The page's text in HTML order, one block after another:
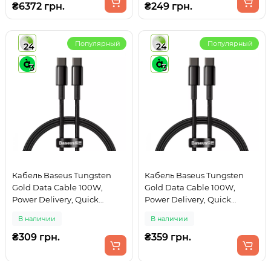
₴6372 грн. ₴249 грн.
24
3
Популярный
Кабель Baseus Tungsten
Gold Data Cable 100W,
Power Delivery, Quick
to Type-C 1м Black (CATWJ-
01)
В наличии
₴309 грн.
24
3
Популярный
Кабель Baseus Tungsten
Gold Data Cable 100W,
Power Delivery, Quick
to Type-C 2м Black (CATWJ-
A01)
В наличии
₴359 грн.